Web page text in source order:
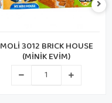
MOLİ 3012 BRICK HOUSE
(MİNİK EVİM)